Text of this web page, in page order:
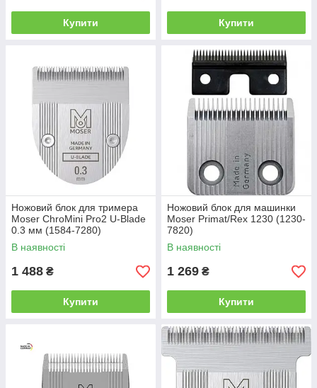
Купити Купити
Ножовий блок для тримера
Moser ChroMini Pro2 U-Blade
0.3 мм (1584-7280)
В наявності
1 488 ₴
Купити
Ножовий блок для машинки
Moser Primat/Rex 1230 (1230-
7820)
В наявності
1 269 ₴
Купити